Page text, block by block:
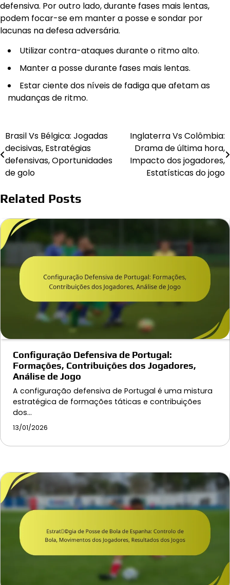
defensiva. Por outro lado, durante fases mais lentas,
podem focar-se em manter a posse e sondar por
lacunas na defesa adversária.
Utilizar contra-ataques durante o ritmo alto.
Manter a posse durante fases mais lentas.
Estar ciente dos níveis de fadiga que afetam as
mudanças de ritmo.
Post
navigation
Brasil Vs Bélgica: Jogadas
decisivas, Estratégias
defensivas, Oportunidades
de golo
Inglaterra Vs Colômbia:
Drama de última hora,
Impacto dos jogadores,
Estatísticas do jogo
Related Posts
Configuração Defensiva de Portugal:
Formações, Contribuições dos Jogadores,
Análise de Jogo
A configuração defensiva de Portugal é uma mistura
estratégica de formações táticas e contribuições
dos…
13/01/2026